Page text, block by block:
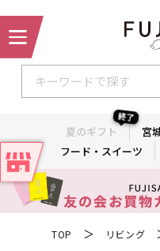
夏のギフト
終了
宮
フード・スイーツ
TOP ＞ リビング